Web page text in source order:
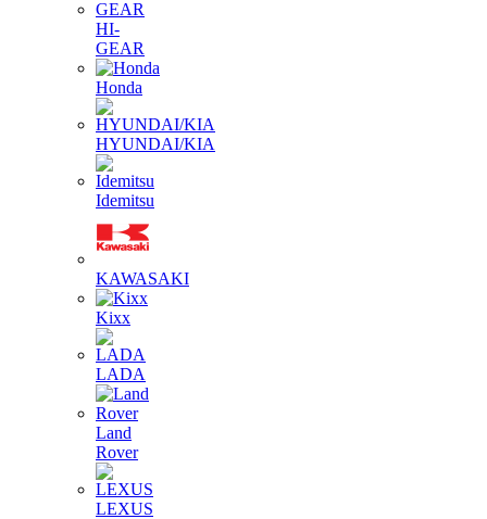
HI-
GEAR
Honda
HYUNDAI/KIA
Idemitsu
KAWASAKI
Kixx
LADA
Land
Rover
LEXUS